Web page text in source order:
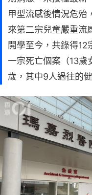
甲型流感後情況危殆
來第二宗兒童嚴重流
開學至今，共錄得
一宗死亡個案（13歲
歲，其中9人過往的